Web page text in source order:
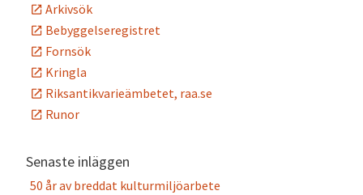
Arkivsök
Bebyggelseregistret
Fornsök
Kringla
Riksantikvarieämbetet, raa.se
Runor
Senaste inläggen
50 år av breddat kulturmiljöarbete